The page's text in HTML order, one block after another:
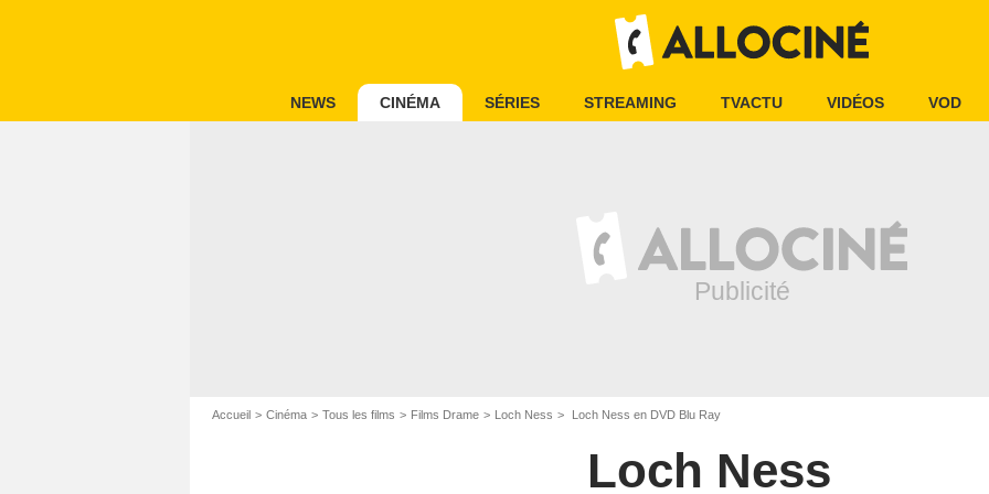
NEWS CINÉMA SÉRIES STREAMING TVACTU VIDÉOS VOD
Accueil Cinéma Tous les films Films Drame Loch Ness Loch Ness en DVD Blu Ray
Loch Ness